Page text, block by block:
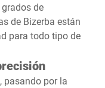
de
de Bizerba están
para todo tipo de
pasando por la